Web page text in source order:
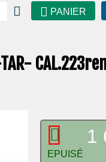
PANIER
TAR-
1
EPUISÉ